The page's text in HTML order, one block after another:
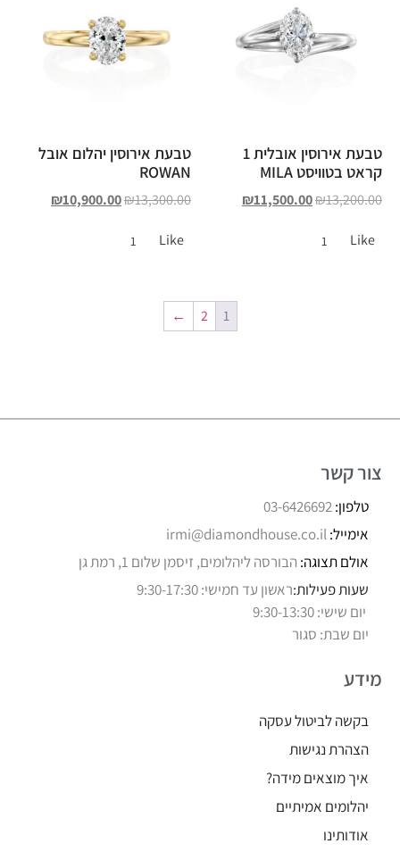
טבעת אירוסין אובלית 1
קראט בטוויסט MILA
₪13,200.00
₪11,500.00
Like
1
טבעת אירוסין יהלום אובל
ROWAN
₪13,300.00
₪10,900.00
Like
1
1
2
←
צור קשר
טלפון:03-6426692
אימייל:irmi@diamondhouse.co.il
אולם תצוגה: הבורסה ליהלומים, זיסמן שלום 1, רמת גן
שעות פעילות:ראשון עד חמישי: 9:30-17:30
יום שישי: 9:30-13:30
יום שבת: סגור
מידע
בקשה לביטול עסקה
הצהרת נגישות
איך מוצאים מידה?
יהלומים אמיתיים
אודותינו